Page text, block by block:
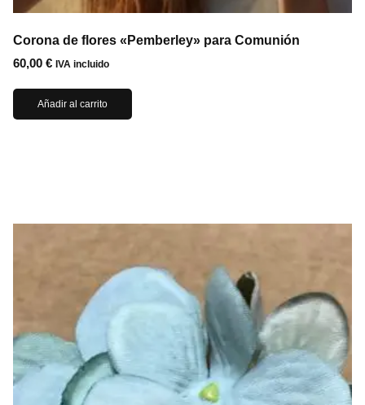
Corona de flores «Pemberley» para Comunión
60,00 € IVA incluido
Añadir al carrito